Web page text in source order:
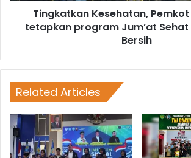
Tingkatkan Kesehatan,
tetapkan program Jum’at Sehat
Bersih
Related Articles